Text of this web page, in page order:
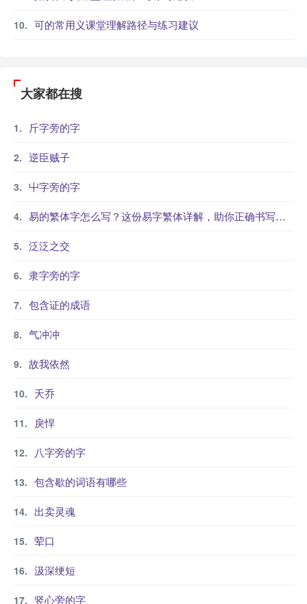
可的常用义课堂理解路径与练习建议
大家都在搜
斤字旁的字
逆臣贼子
屮字旁的字
易的繁体字怎么写？这份易字繁体详解，助你正确书写汉字_汉字繁体学习
泛泛之交
隶字旁的字
包含证的成语
气冲冲
故我依然
夭乔
戾悍
八字旁的字
包含歇的词语有哪些
出卖灵魂
荤口
汲深绠短
竖心旁的字